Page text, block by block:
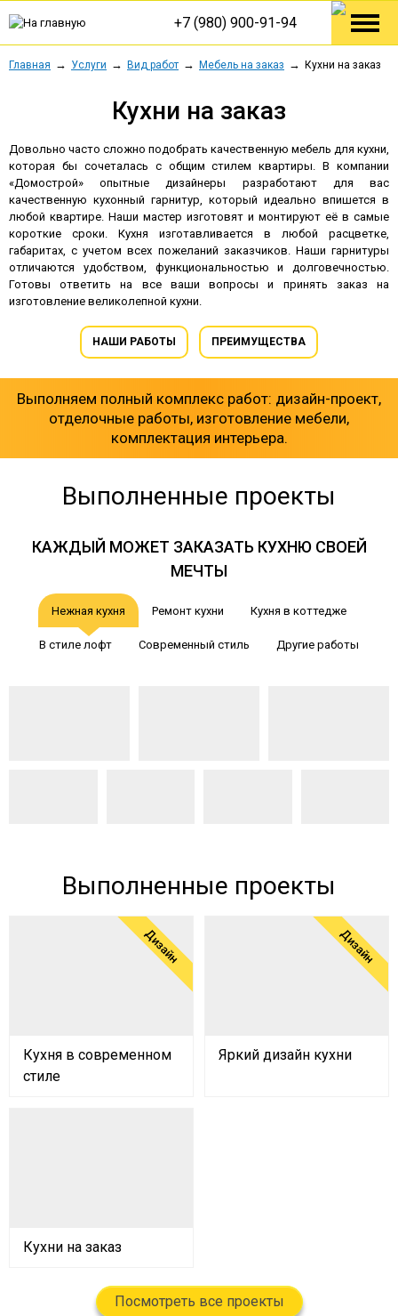
+7 (980) 900-91-94
Главная Услуги Вид работ Мебель на заказ Кухни на заказ
Кухни на заказ
Довольно часто сложно подобрать качественную мебель для кухни,
которая бы сочеталась с общим стилем квартиры. В компании
«Домострой» опытные дизайнеры разработают для вас
качественную кухонный гарнитур, который идеально впишется в
любой квартире. Наши мастер изготовят и монтируют её в самые
короткие сроки. Кухня изготавливается в любой расцветке,
габаритах, с учетом всех пожеланий заказчиков. Наши гарнитуры
отличаются удобством, функциональностью и долговечностью.
Готовы ответить на все ваши вопросы и принять заказ на
изготовление великолепной кухни.
НАШИ РАБОТЫ ПРЕИМУЩЕСТВА
Выполняем полный комплекс работ: дизайн-проект,
отделочные работы, изготовление мебели,
комплектация интерьера.
Выполненные проекты
КАЖДЫЙ МОЖЕТ ЗАКАЗАТЬ КУХНЮ СВОЕЙ
МЕЧТЫ
Нежная кухня Ремонт кухни Кухня в коттедже
В стиле лофт Современный стиль Другие работы
Выполненные проекты
Дизайн
Кухня в современном
стиле
Дизайн
Яркий дизайн кухни
Кухни на заказ
Посмотреть все проекты